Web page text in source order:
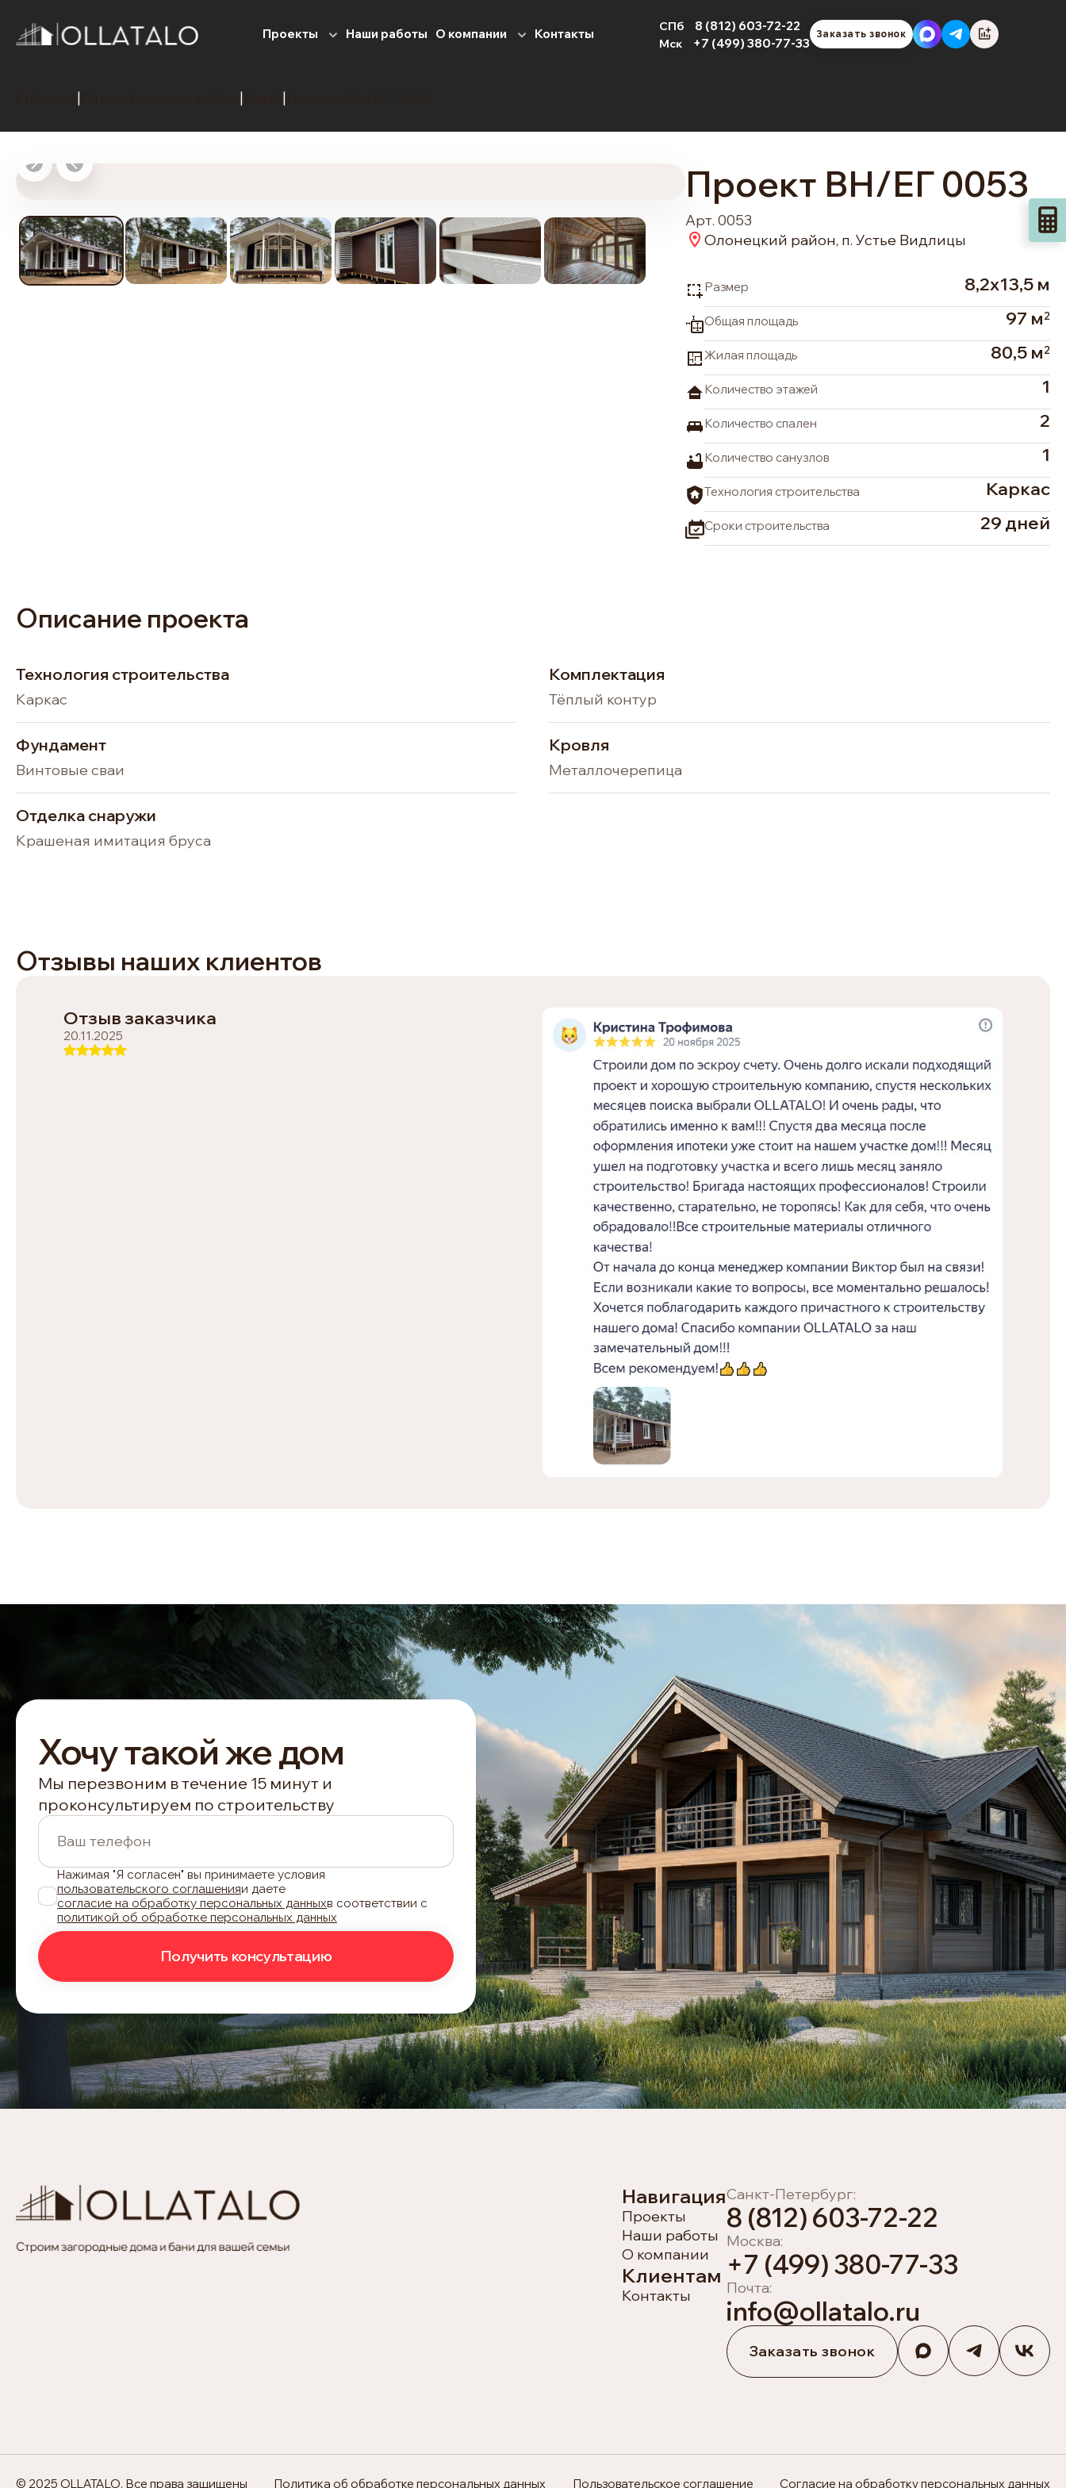
Проекты Наши работы О компании Контакты СПб 8 (812) 603-72-22
Мск +7 (499) 380-77-33
Заказать звонок
Проект ВН/ЕГ 0053
Арт. 0053
Олонецкий район, п. Устье Видлицы
Размер 8,2х13,5 м
Общая площадь 97 м2
Жилая площадь 80,5 м2
Количество этажей 1
Количество спален 2
Количество санузлов 1
Технология строительства Каркас
Сроки строительства 29 дней
Описание проекта
Технология строительства
Каркас
Комплектация
Тёплый контур
Фундамент
Винтовые сваи
Кровля
Металлочерепица
Отделка снаружи
Крашеная имитация бруса
Отзывы наших клиентов
Отзыв заказчика
20.11.2025
Хочу такой же дом
Мы перезвоним в течение 15 минут и
проконсультируем по строительству
Ваш телефон
Нажимая "Я согласен" вы принимаете условия
пользовательского соглашенияи даете
согласие на обработку персональных данныхв соответствии с
политикой об обработке персональных данных
Получить консультацию
Навигация
Проекты
Наши работы
О компании
Клиентам
Контакты
Санкт-Петербург:
8 (812) 603-72-22
Москва:
+7 (499) 380-77-33
Почта:
info@ollatalo.ru
Заказать звонок
© 2025 OLLATALO. Все права защищены Политика об обработке персональных данных Пользовательское соглашение Согласие на обработку персональных данных